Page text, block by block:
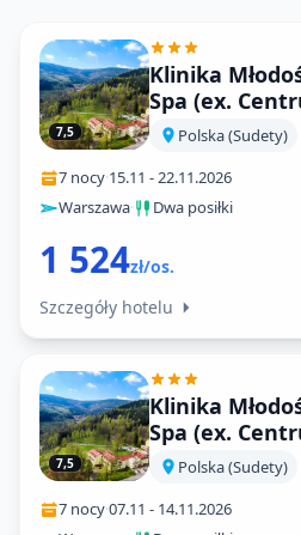
7,5
Klinika
Spa (ex.
Rehabilitacji
Zdrój)
Polska (Sudety)
7 nocy·15.11 -22.11.2026
Warszawa· Dwa posiłki
1 524zł/os.
Szczegóły hotelu
7,5
Klinika
Spa (ex.
Rehabilitacji
Zdrój)
Polska (Sudety)
7 nocy·07.11 - 14.11.2026